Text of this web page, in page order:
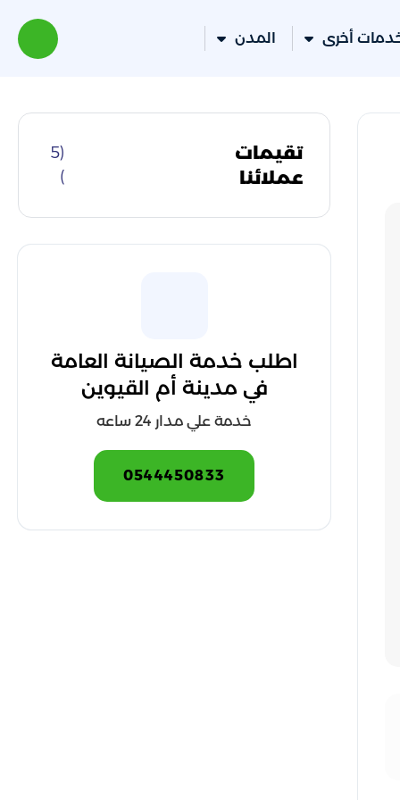
أخرى المدن
تقيمات
عملائنا
(5
)
اطلب خدمة الصيانة العامة
في مدينة أم القيوين
خدمة علي مدار 24 ساعه
0544450833